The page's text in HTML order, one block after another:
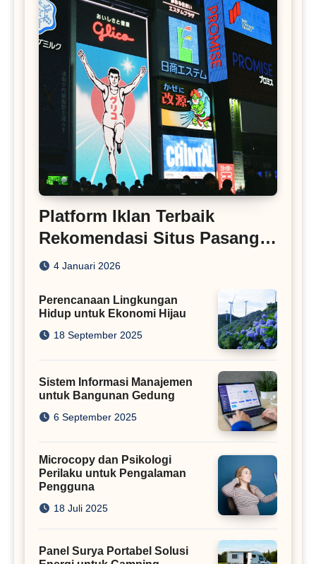
Platform Iklan Terbaik
Rekomendasi Situs Pasang
Iklan
4 Januari 2026
Perencanaan Lingkungan
Hidup untuk Ekonomi Hijau
18 September 2025
Sistem Informasi Manajemen
untuk Bangunan Gedung
6 September 2025
Microcopy dan Psikologi
Perilaku untuk Pengalaman
Pengguna
18 Juli 2025
Panel Surya Portabel Solusi